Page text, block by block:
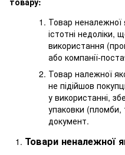
Товар неналежної
істотні
використання
або компанії-
Товар належної
не підійшов
у використанні,
упаковки
документ.
Товари неналежної